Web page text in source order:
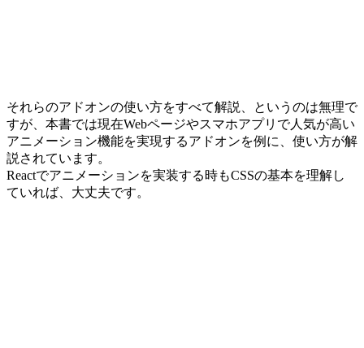
それらのアドオンの使い方をすべて解説、というのは無理で
すが、本書では現在Webページやスマホアプリで人気が高い
アニメーション機能を実現するアドオンを例に、使い方が解
説されています。
Reactでアニメーションを実装する時もCSSの基本を理解し
ていれば、大丈夫です。